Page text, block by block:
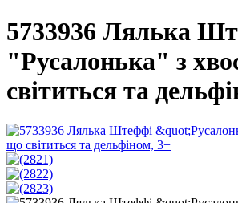
5733936 Лялька
"Русалонька" з
світиться та